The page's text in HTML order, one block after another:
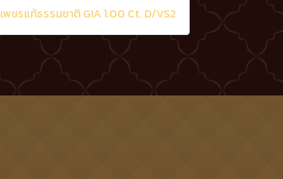
เพชรแท้ธรรมชาติ GIA 1.00 Ct. D/VS2